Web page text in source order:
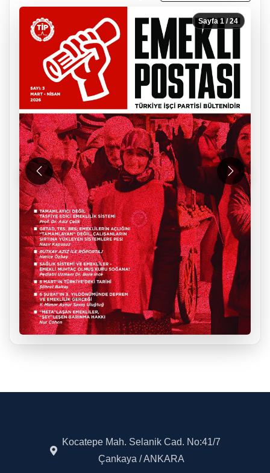
Sayfa1 / 24
Önceki Sonraki
Kocatepe Mah. Selanik Cad. No:41/7
Çankaya / ANKARA